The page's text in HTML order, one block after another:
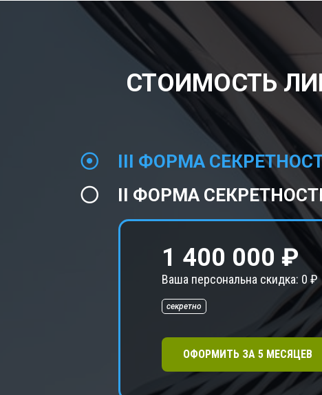
СТОИМОСТЬ
III ФОРМА
II ФОРМА
1 400 000 ₽
Ваша персональна скидка: 0 ₽
секретно
ОФОРМИТЬ ЗА 5 МЕСЯЦЕВ